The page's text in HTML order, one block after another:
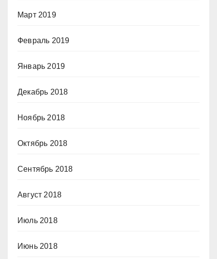
Март 2019
Февраль 2019
Январь 2019
Декабрь 2018
Ноябрь 2018
Октябрь 2018
Сентябрь 2018
Август 2018
Июль 2018
Июнь 2018